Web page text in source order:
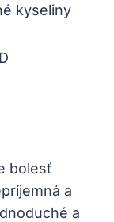
kyseliny
bolesť
a
a